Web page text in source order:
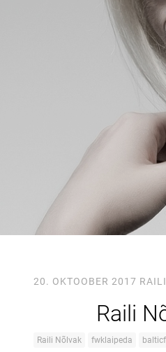
20. OKTOOBER 2017
Raili
Raili Nõlvak fwklaipeda